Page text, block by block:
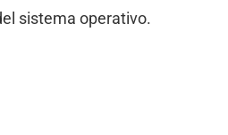
sistema operativo.